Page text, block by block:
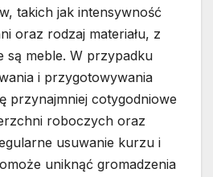
takich jak intensywność
oraz rodzaj materiału, z
są meble. W przypadku
i przygotowywania
przynajmniej cotygodniowe
roboczych oraz
usuwanie kurzu i
uniknąć gromadzenia